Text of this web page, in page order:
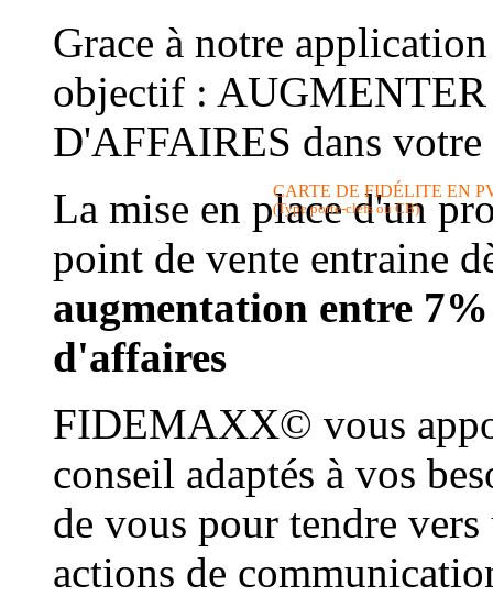
CARTE DE FIDÉLITE EN
(Type porte-clefs ou CB)
Grace à notre
objectif :
D'AFFAIRES dans votre
La mise en place d'un
point de vente entraine
augmentation entre
d'affaires
FIDEMAXX© vous
conseil adaptés à vos
de vous pour tendre
actions de